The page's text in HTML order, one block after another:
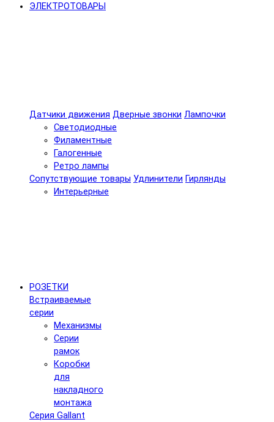
ЭЛЕКТРОТОВАРЫ
Датчики движения Дверные звонки Лампочки
Светодиодные
Филаментные
Галогенные
Ретро лампы
Сопутствующие товары Удлинители Гирлянды
Интерьерные
РОЗЕТКИ
Встраиваемые
серии
Механизмы
Серии
рамок
Коробки
для
накладного
монтажа
Серия Gallant